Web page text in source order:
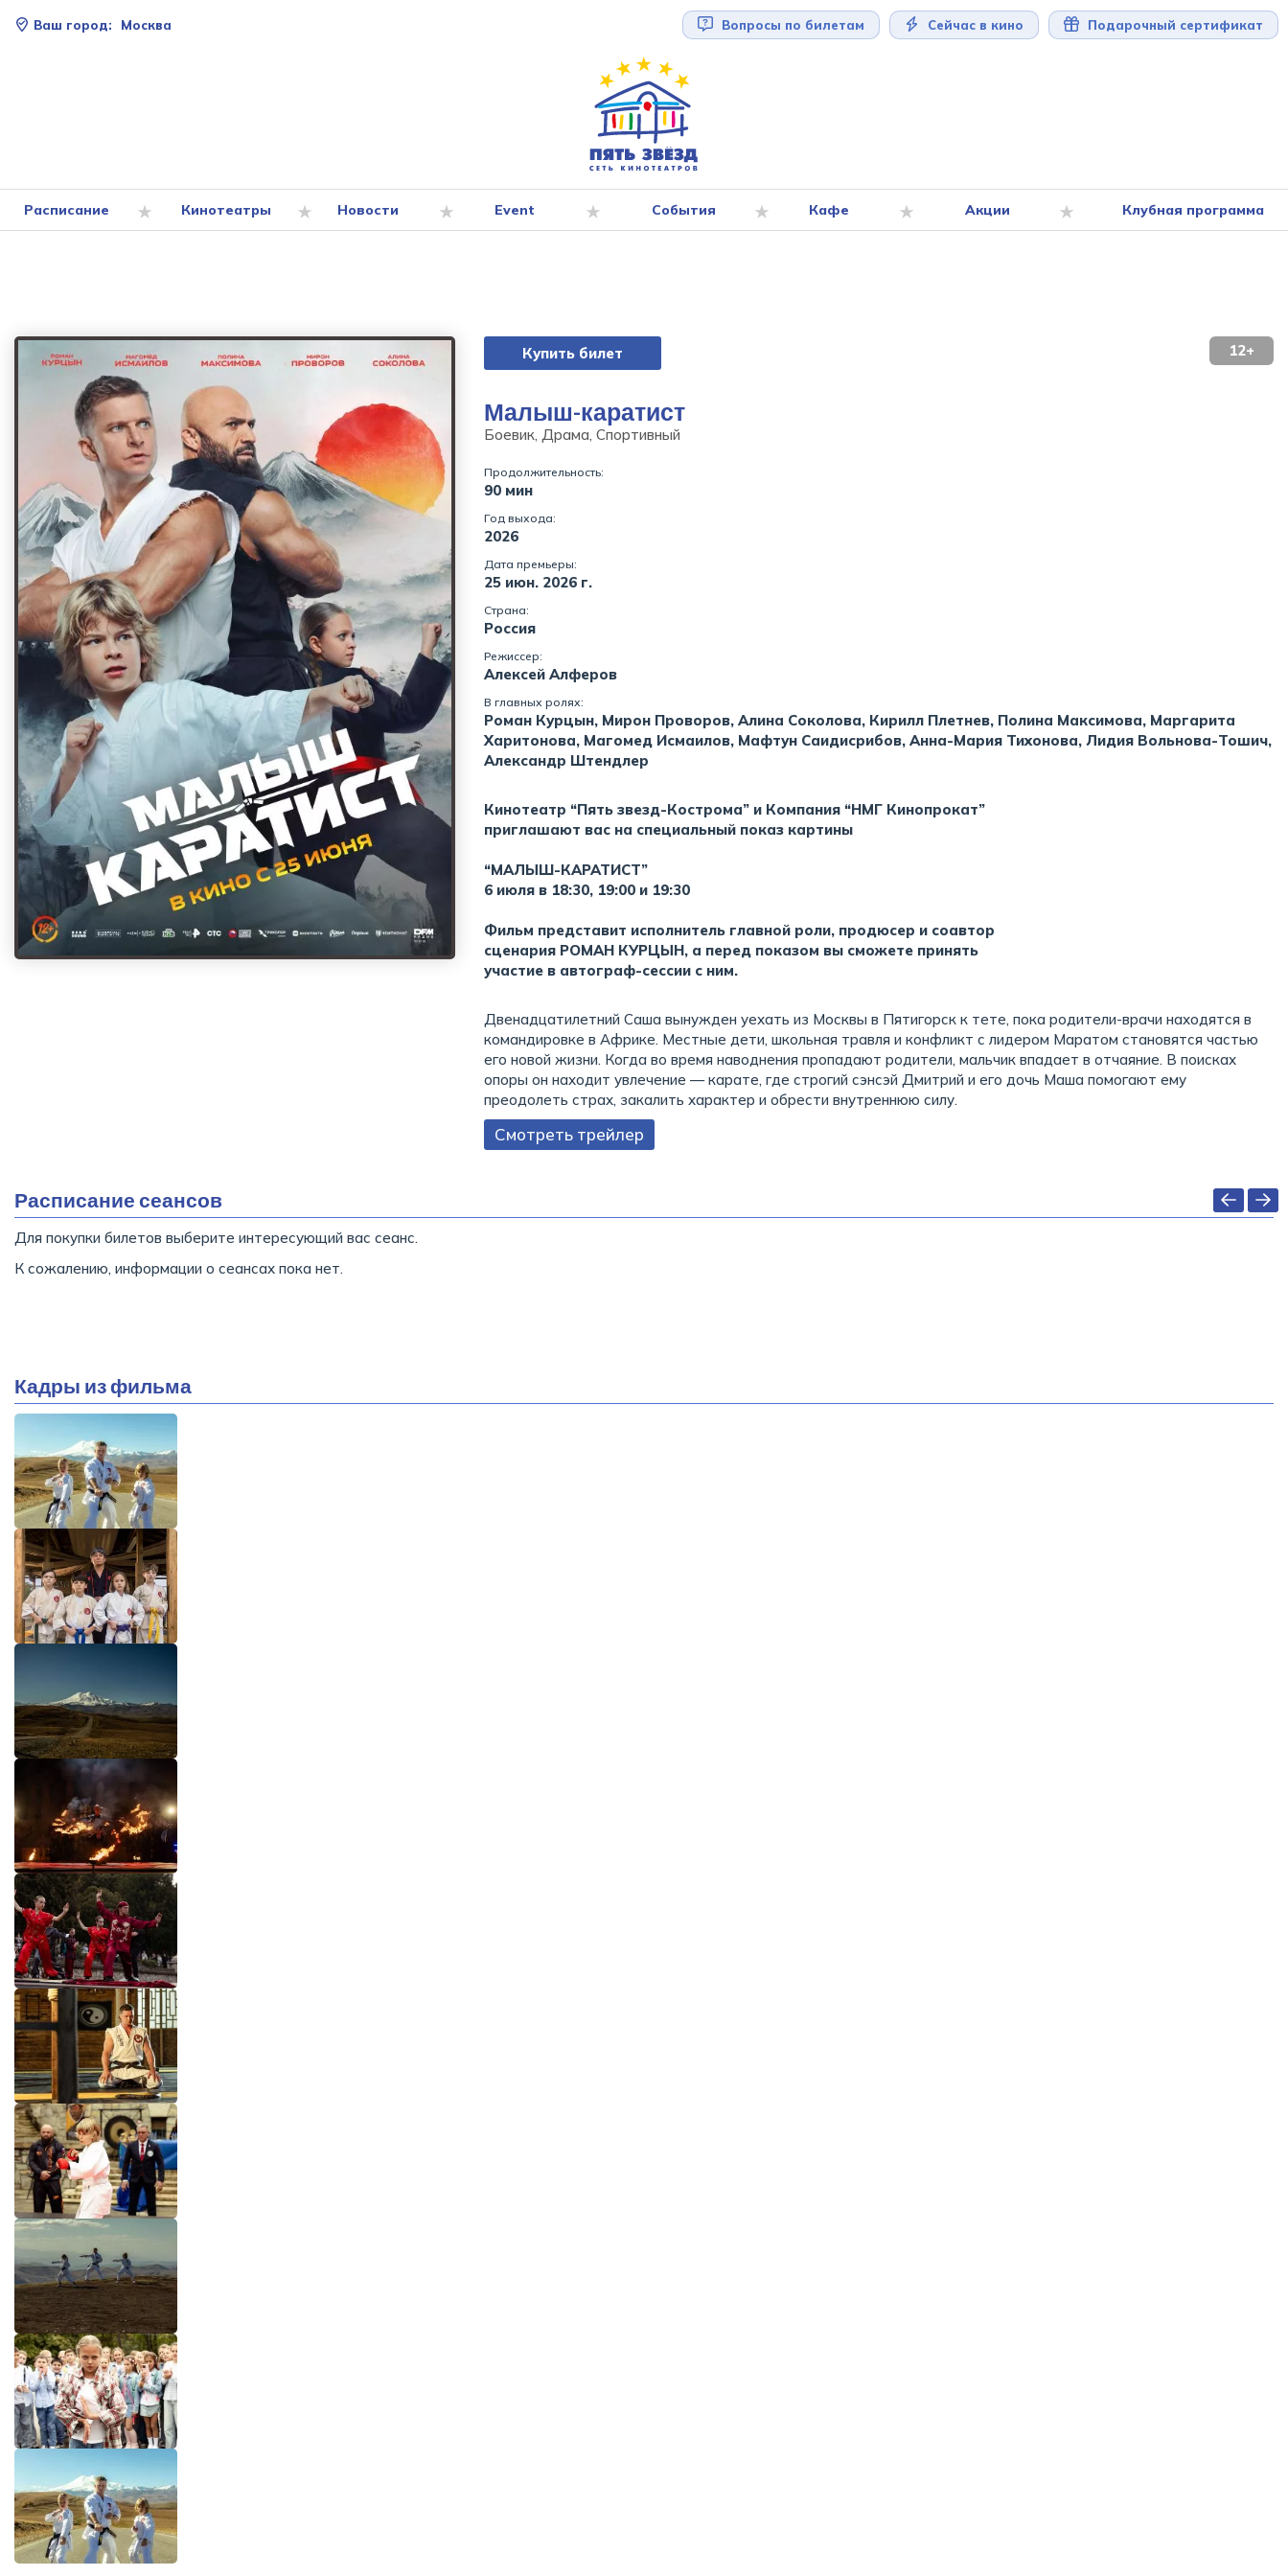
Ваш город: Москва Вопросы по билетам Сейчас в кино Подарочный сертификат
Расписание Кинотеатры Новости Event События Кафе Акции Клубная программа
Купить билет
Малыш-каратист
Боевик, Драма, Спортивный
12+
Продолжительность:
90 мин
Год выхода:
2026
Дата премьеры:
25 июн. 2026 г.
Страна:
Россия
Режиссер:
Алексей Алферов
В главных ролях:
Роман Курцын, Мирон Проворов, Алина Соколова, Кирилл Плетнев, Полина Максимова, Маргарита
Харитонова, Магомед Исмаилов, Мафтун Саидисрибов, Анна-Мария Тихонова, Лидия Вольнова-Тошич,
Александр Штендлер
Кинотеатр “Пять звезд-Кострома” и Компания “НМГ Кинопрокат”
приглашают вас на специальный показ картины
“МАЛЫШ-КАРАТИСТ”
6 июля в 18:30, 19:00 и 19:30
Фильм представит исполнитель главной роли, продюсер и соавтор
сценария РОМАН КУРЦЫН, а перед показом вы сможете принять
участие в автограф-сессии с ним.
Двенадцатилетний Саша вынужден уехать из Москвы в Пятигорск к тете, пока родители-врачи находятся в
командировке в Африке. Местные дети, школьная травля и конфликт с лидером Маратом становятся частью
его новой жизни. Когда во время наводнения пропадают родители, мальчик впадает в отчаяние. В поисках
опоры он находит увлечение — карате, где строгий сэнсэй Дмитрий и его дочь Маша помогают ему
преодолеть страх, закалить характер и обрести внутреннюю силу.
Смотреть трейлер
Расписание сеансов
Для покупки билетов выберите интересующий вас сеанс.
К сожалению, информации о сеансах пока нет.
Кадры из фильма